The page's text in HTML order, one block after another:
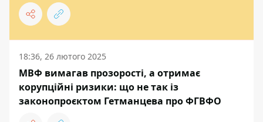
18:36, 26 лютого 2025
МВФ вимагав прозорості, а отримає
корупційні ризики: що не так із
законопроєктом Гетманцева про ФГВФО